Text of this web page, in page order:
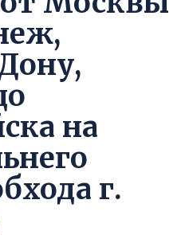
на
г.